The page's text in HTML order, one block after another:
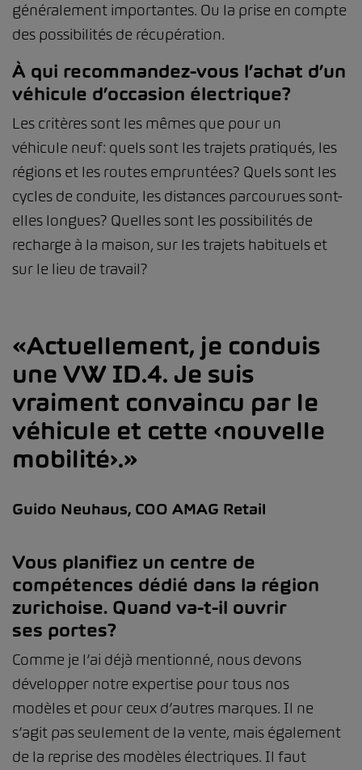
généralement importantes. Ou la prise en compte
des possibilités de récupération.
À qui recommandez-vous l’achat d’un
véhicule d’occasion électrique?
Les critères sont les mêmes que pour un
véhicule neuf: quels sont les trajets pratiqués, les
régions et les routes empruntées? Quels sont les
cycles de conduite, les distances parcourues sont-
elles longues? Quelles sont les possibilités de
recharge à la maison, sur les trajets habituels et
sur le lieu de travail?
Actuellement, je conduis
une VW ID.4. Je suis
vraiment convaincu par le
véhicule et cette ‹nouvelle
mobilité›.
Guido Neuhaus, COO AMAG Retail
Vous planifiez un centre de
compétences dédié dans la région
zurichoise. Quand va-t-il ouvrir
ses portes?
Comme je l’ai déjà mentionné, nous devons
développer notre expertise pour tous nos
modèles et pour ceux d’autres marques. Il ne
s’agit pas seulement de la vente, mais également
de la reprise des modèles électriques. Il faut